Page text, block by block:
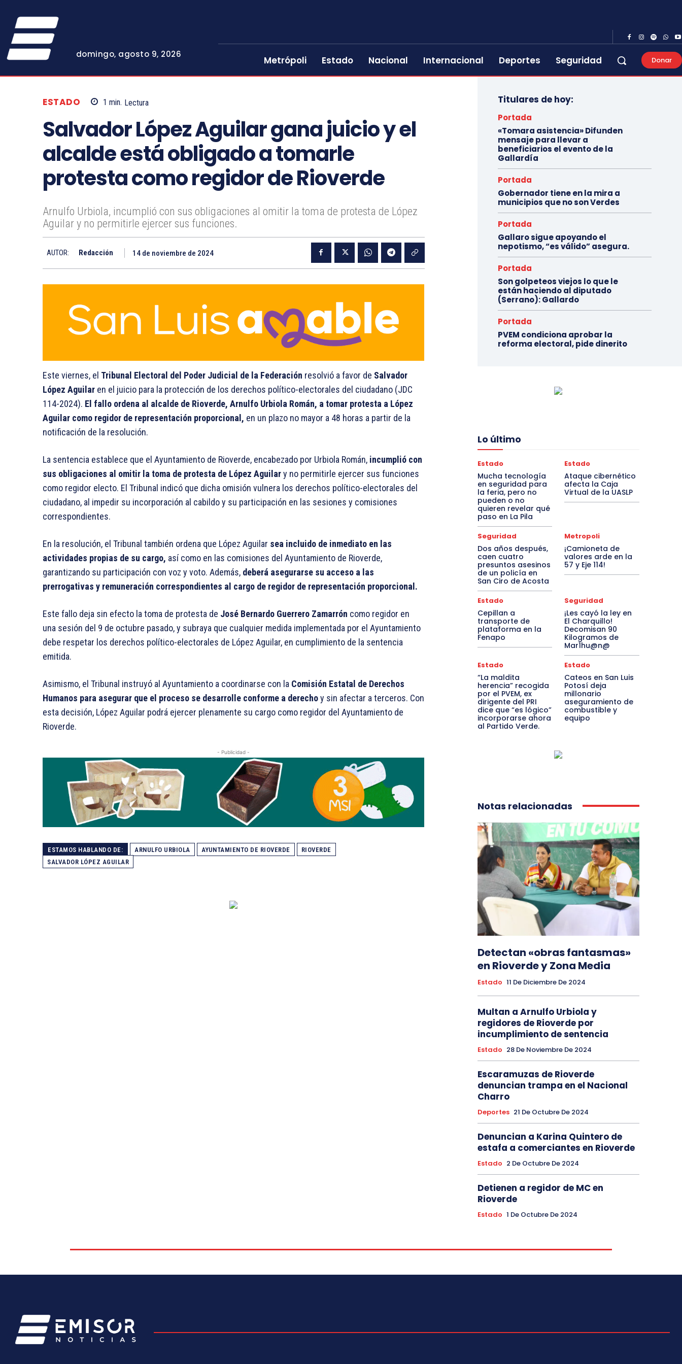
domingo, agosto 9, 2026
Metrópoli Estado Nacional Internacional Deportes Seguridad Donar
ESTADO 1 min. Lectura
Salvador López Aguilar gana juicio y el
alcalde está obligado a tomarle
protesta como regidor de Rioverde
Arnulfo Urbiola, incumplió con sus obligaciones al omitir la toma de protesta de López
Aguilar y no permitirle ejercer sus funciones.
AUTOR: Redacción 14 de noviembre de 2024
Este viernes, el Tribunal Electoral del Poder Judicial de la Federación resolvió a favor de Salvador
López Aguilar en el juicio para la protección de los derechos político-electorales del ciudadano (JDC
114-2024). El fallo ordena al alcalde de Rioverde, Arnulfo Urbiola Román, a tomar protesta a López
Aguilar como regidor de representación proporcional, en un plazo no mayor a 48 horas a partir de la
notificación de la resolución.
La sentencia establece que el Ayuntamiento de Rioverde, encabezado por Urbiola Román, incumplió con
sus obligaciones al omitir la toma de protesta de López Aguilary no permitirle ejercer sus funciones
como regidor electo. El Tribunal indicó que dicha omisión vulnera los derechos político-electorales del
ciudadano, al impedir su incorporación al cabildo y su participación en las sesiones y comisiones
correspondientes.
En la resolución, el Tribunal también ordena que López Aguilar sea incluido de inmediato en las
actividades propias de su cargo, así como en las comisiones del Ayuntamiento de Rioverde,
garantizando su participación con voz y voto. Además, deberá asegurarse su acceso a las
prerrogativas y remuneración correspondientes al cargo de regidor de representación proporcional.
Este fallo deja sin efecto la toma de protesta de José Bernardo Guerrero Zamarrón como regidor en
una sesión del 9 de octubre pasado, y subraya que cualquier medida implementada por el Ayuntamiento
debe respetar los derechos político-electorales de López Aguilar, en cumplimiento de la sentencia
emitida.
Asimismo, el Tribunal instruyó al Ayuntamiento a coordinarse con la Comisión Estatal de Derechos
Humanos para asegurar que el proceso se desarrolle conforme a derechoy sin afectar a terceros. Con
esta decisión, López Aguilar podrá ejercer plenamente su cargo como regidor del Ayuntamiento de
Rioverde.
- Publicidad -
ESTAMOS HABLANDO DE: ARNULFO URBIOLA AYUNTAMIENTO DE RIOVERDE
RIOVERDE
SALVADOR LÓPEZ AGUILAR
Titulares de hoy:
Portada
«Tomara asistencia» Difunden
mensaje para llevar a
beneficiarios el evento de la
Gallardía
Portada
Gobernador tiene en la mira a
municipios que no son Verdes
Portada
Gallaro sigue apoyando el
nepotismo, “es válido” asegura.
Portada
Son golpeteos viejos lo que le
están haciendo al diputado
(Serrano): Gallardo
Portada
PVEM condiciona aprobar la
reforma electoral, pide dinerito
Lo último
Estado
Mucha tecnología
en seguridad para
la feria, pero no
pueden o no
quieren revelar qué
paso en La Pila
Estado
Ataque cibernético
afecta la Caja
Virtual de la UASLP
Seguridad
Dos años después,
caen cuatro
presuntos asesinos
de un policía en
San Ciro de Acosta
Metropoli
¡Camioneta de
valores arde en la
57 y Eje 114!
Estado
Cepillan a
transporte de
plataforma en la
Fenapo
Seguridad
¡Les cayó la ley en
El Charquillo!
Decomisan 90
Kilogramos de
Mar1hu@n@
Estado
“La maldita
herencia” recogida
por el PVEM, ex
dirigente del PRI
dice que “es lógico”
incorporarse ahora
al Partido Verde.
Estado
Cateos en San Luis
Potosí deja
millonario
aseguramiento de
combustible y
equipo
Notas relacionadas
Detectan «obras fantasmas»
en Rioverde y Zona Media
Estado 11 De Diciembre De 2024
Multan a Arnulfo Urbiola y
regidores de Rioverde por
incumplimiento de sentencia
Estado 28 De Noviembre De 2024
Escaramuzas de Rioverde
denuncian trampa en el Nacional
Charro
Deportes 21 De Octubre De 2024
Denuncian a Karina Quintero de
estafa a comerciantes en Rioverde
Estado 2 De Octubre De 2024
Detienen a regidor de MC en
Rioverde
Estado 1 De Octubre De 2024